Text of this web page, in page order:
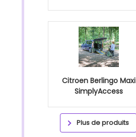
Citroen Berlingo Maxi
SimplyAccess
Plus de produits